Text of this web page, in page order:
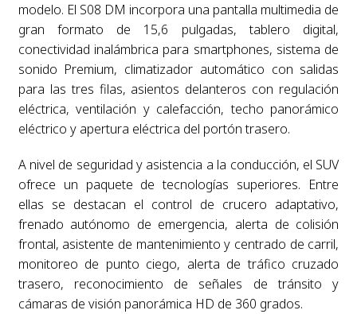
modelo. El S08 DM incorpora una pantalla multimedia de
gran formato de 15,6 pulgadas, tablero digital,
conectividad inalámbrica para smartphones, sistema de
sonido Premium, climatizador automático con salidas
para las tres filas, asientos delanteros con regulación
eléctrica, ventilación y calefacción, techo panorámico
eléctrico y apertura eléctrica del portón trasero.
A nivel de seguridad y asistencia a la conducción, el SUV
ofrece un paquete de tecnologías superiores. Entre
ellas se destacan el control de crucero adaptativo,
frenado autónomo de emergencia, alerta de colisión
frontal, asistente de mantenimiento y centrado de carril,
monitoreo de punto ciego, alerta de tráfico cruzado
trasero, reconocimiento de señales de tránsito y
cámaras de visión panorámica HD de 360 grados.